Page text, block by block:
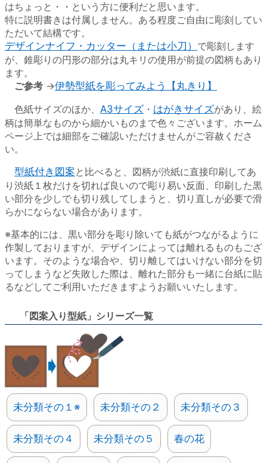
はちょっと・・という方に便利だと思います。
特に説明書きは付属しません。ある程度ご自由に彫刻してい
ただいて結構です。
デザインナイフ・カッター（または小刀） で彫刻します
が、錐彫りの円形の部分は丸キリの使用が前提の図柄もあり
ます。
ご参考 →伊勢型紙を彫ってみよう【丸きり】
色紙サイズのほか、 A3サイズ ・ はがきサイズがあり、絵
柄は簡単なものから細かいものまで色々ございます。ホーム
ページ上では細部をご確認いただけませんがご容赦くださ
い。
型紙付き図案と比べると、図柄が渋紙に直接印刷してあ
り渋紙１枚だけを切れば良いので彫り易い反面、印刷した黒
い部分を少しでも切り残してしまうと、切り直しが必要で滑
らかにならない場合があります。
※基本的には、黒い部分を彫り除いても紙がつながるように
作製しておりますが、デザインによっては離れるものもござ
います。そのような場合や、切り離してはいけない部分を切
ってしまうなど失敗した際は、離れた部分も一緒に台紙に貼
るなどしてご利用いただきますようお願いいたします。
「図案入り型紙」シリーズ一覧
未分類その１※ 未分類その２ 未分類その３
未分類その４ 未分類その５ 春の花